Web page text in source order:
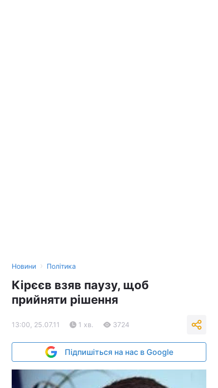
Новини › Політика
Кірєєв взяв паузу, щоб
прийняти рішення
13:00, 25.07.11 1 хв. 3724
Підпишіться на нас в Google